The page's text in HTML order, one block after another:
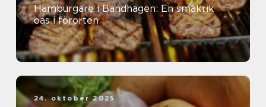
Hamburgare i Bandhagen: En smakrik
oas i förorten
24. oktober 2025